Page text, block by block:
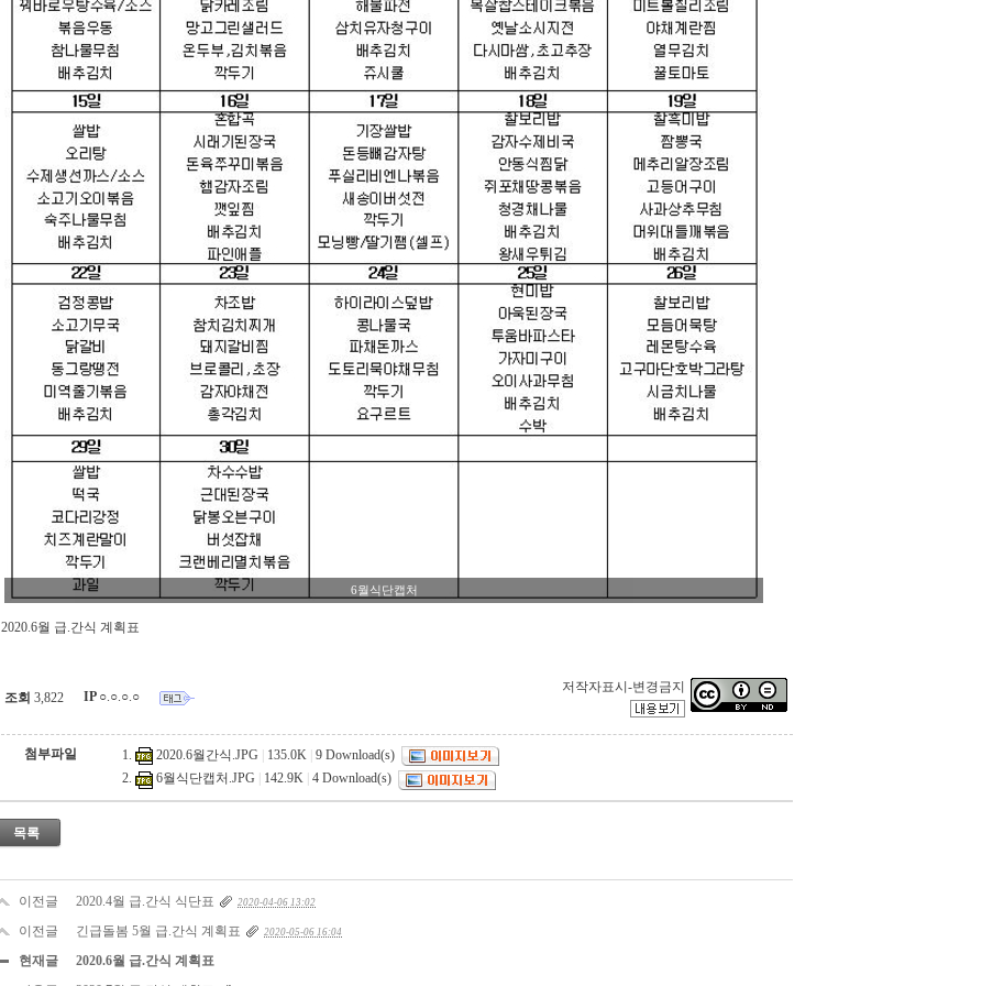
2020.6월 급.간식 계획표
조회 3,822 IP ○.○.○.○
저작자표시-변경금지
첨부파일 2020.6월간식.JPG 135.0K 9 Download(s)
6월식단캡처.JPG
142.9K 4 Download(s)
목록
이전글 2020.4월 급.간식 식단표 2020-04-06 13:02
이전글 긴급돌봄 5월 급.간식 계획표 2020-05-06 16:04
현재글
2020.6월 급.간식 계획표
6월식단캡처